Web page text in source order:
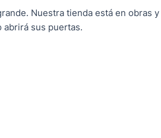
Nuestra tienda está en obras y
abrirá sus puertas.